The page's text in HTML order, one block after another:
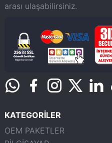
arası ulaşabilirsiniz.
KATEGORİLER
OEM PAKETLER